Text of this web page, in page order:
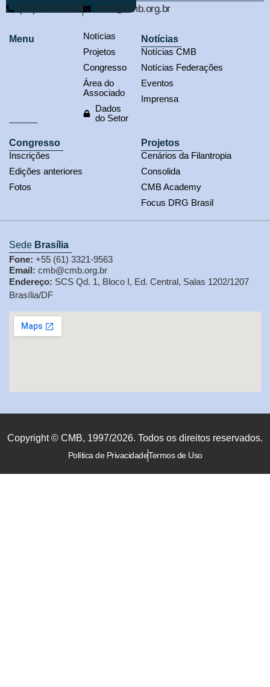
(61) 3321-9563 cmb@cmb.org.br
Menu
Notícias
Projetos
Congresso
Área do
Associado
Dados
do Setor
Notícias
Notícias CMB
Notícias Federações
Eventos
Imprensa
Congresso
Inscrições
Edições anteriores
Fotos
Projetos
Cenários da Filantropia
Consolida
CMB Academy
Focus DRG Brasil
Sede Brasília
Fone: +55 (61) 3321-9563
Email: cmb@cmb.org.br
Endereço: SCS Qd. 1, Bloco I, Ed. Central, Salas 1202/1207
Brasília/DF
Copyright © CMB, 1997/2026. Todos os direitos reservados.
Política de PrivacidadeTermos de Uso